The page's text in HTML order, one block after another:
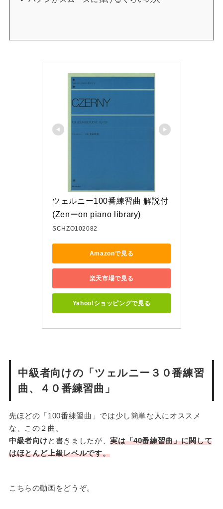
ツェルニー100番練習曲 解説付
(Zenーon piano library)
SCHZO102082
Amazonで見る
楽天市場で見る
Yahoo!ショッピングで見る
中級者向けの「ツェルニー３０番練習
曲、４０番練習曲」
先ほどの「100番練習曲」では少し簡単な人にオススメ
な、この２曲。
中級者向けと書きましたが、実は「40番練習曲」に関して
はほとんど上級レベルです。
こちらの動画をどうぞ。